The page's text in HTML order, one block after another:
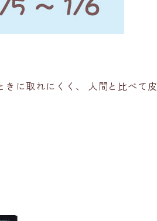
きに取れにくく、 人間と比べて皮